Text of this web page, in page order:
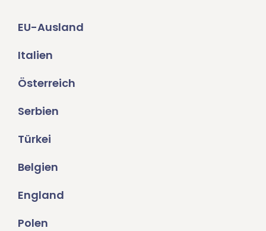
EU-Ausland
Italien
Österreich
Serbien
Türkei
Belgien
England
Polen